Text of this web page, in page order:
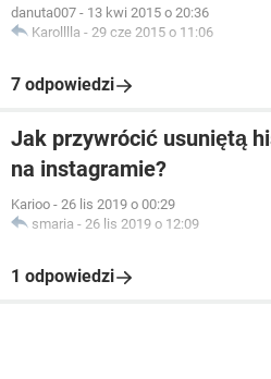
danuta007 - 13 kwi 2015 o 20:36
Karolllla - 29 cze 2015 o 11:06
7 odpowiedzi
Jak przywrócić usuniętą
na instagramie?
Karioo - 26 lis 2019 o 00:29
smaria - 26 lis 2019 o 12:09
1 odpowiedzi